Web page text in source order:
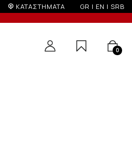
ΚΑΤΑΣΤΗΜΑΤΑ GR | EN | SRB
0